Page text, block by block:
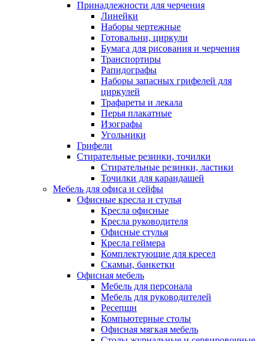
Принадлежности для черчения
Линейки
Наборы чертежные
Готовальни, циркули
Бумага для рисования и черчения
Транспортиры
Рапидографы
Наборы запасных грифелей для
циркулей
Трафареты и лекала
Перья плакатные
Изографы
Угольники
Грифели
Стирательные резинки, точилки
Стирательные резинки, ластики
Точилки для карандашей
Мебель для офиса и сейфы
Офисные кресла и стулья
Кресла офисные
Кресла руководителя
Офисные стулья
Кресла геймера
Комплектующие для кресел
Скамьи, банкетки
Офисная мебель
Мебель для персонала
Мебель для руководителей
Ресепшн
Компьютерные столы
Офисная мягкая мебель